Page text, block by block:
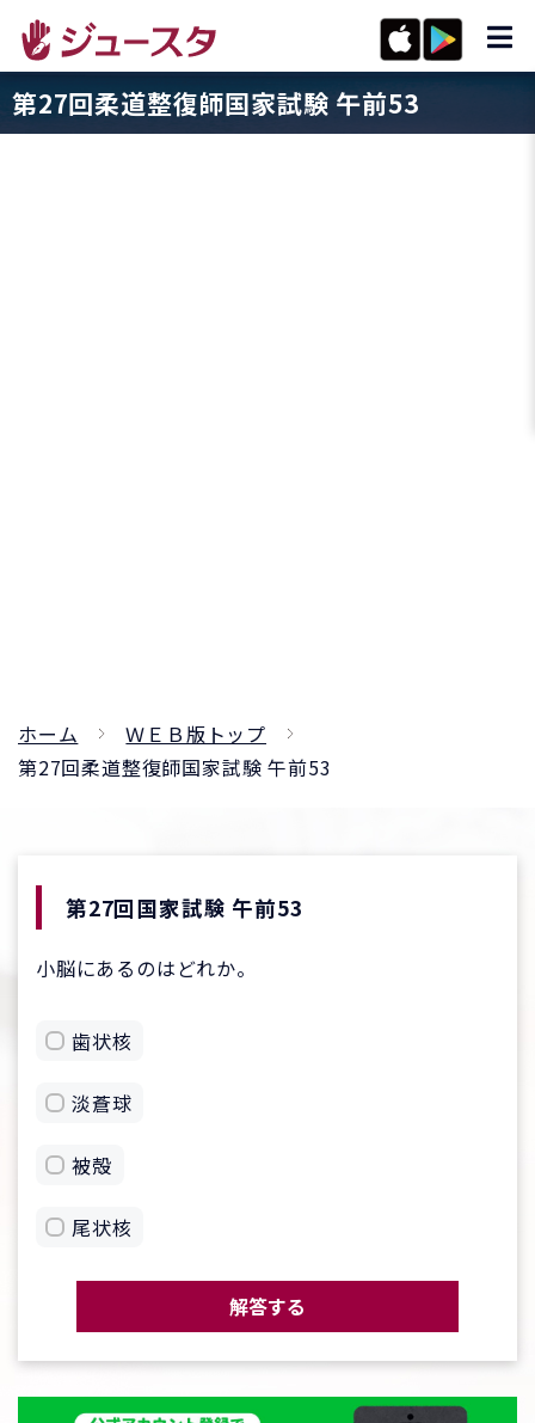
第27回柔道整復師国家試験 午前53
ホーム
ＷＥＢ版トップ
第27回柔道整復師国家試験 午前53
第27回国家試験 午前53
小脳にあるのはどれか。
歯状核
淡蒼球
被殻
尾状核
解答する